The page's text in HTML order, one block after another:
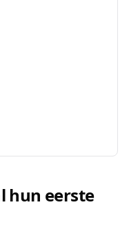
hun eerste